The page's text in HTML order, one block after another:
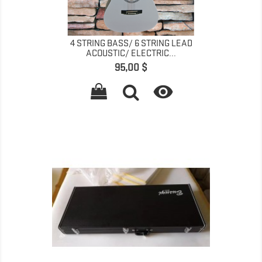
4 STRING BASS/ 6 STRING LEAD
ACOUSTIC/ ELECTRIC...
Precio
95,00 $
